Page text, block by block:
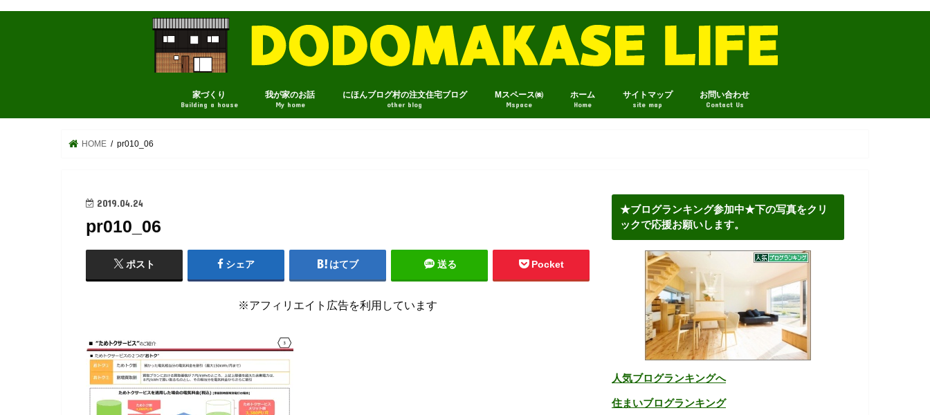
家づくり
Building a house
我が家のお話
My home
にほんブログ村の注文住宅ブログ
other blog
Mスペース㈱
Mspace
ホーム
Home
サイトマップ
site map
お問い合わせ
Contact Us
HOME pr010_06
2019.04.24
pr010_06
ポスト シェア はてブ 送る Pocket
※アフィリエイト広告を利用しています
★ブログランキング参加中★下の写真をクリ
ックで応援お願いします。
人気ブログランキングへ
住まいブログランキング